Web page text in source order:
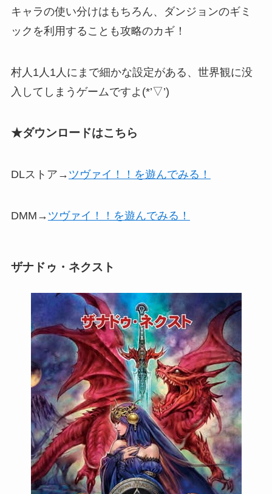
キャラの使い分けはもちろん、ダンジョンのギミ
ックを利用することも攻略のカギ！
村人1人1人にまで細かな設定がある 、世界観に没
入してしまうゲームですよ(*’▽’)
★ダウンロードはこちら
DLストア→ ツヴァイ！！を遊んでみる！
DMM→ ツヴァイ！！を遊んでみる！
ザナドゥ・ネクスト